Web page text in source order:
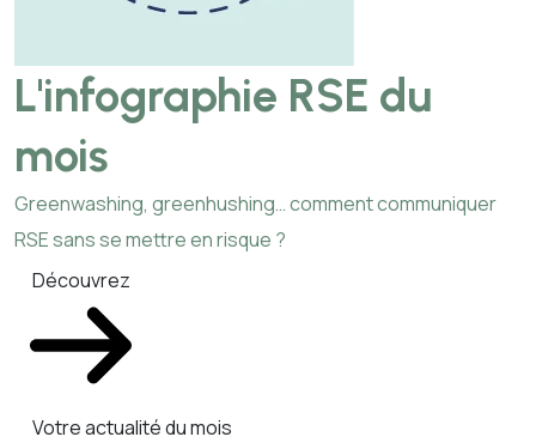
L'infographie RSE du
mois
Greenwashing, greenhushing… comment communiquer
RSE sans se mettre en risque ?
Découvrez
Votre actualité du mois